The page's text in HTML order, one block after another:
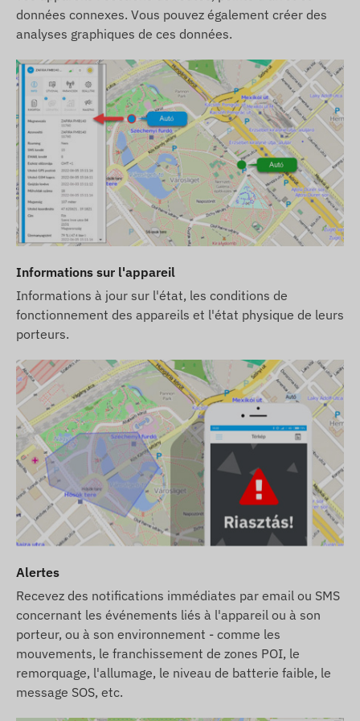
données connexes. Vous pouvez également créer des
analyses graphiques de ces données.
Informations sur l'appareil
Informations à jour sur l'état, les conditions de
fonctionnement des appareils et l'état physique de leurs
porteurs.
Alertes
Recevez des notifications immédiates par email ou SMS
concernant les événements liés à l'appareil ou à son
porteur, ou à son environnement - comme les
mouvements, le franchissement de zones POI, le
remorquage, l'allumage, le niveau de batterie faible, le
message SOS, etc.